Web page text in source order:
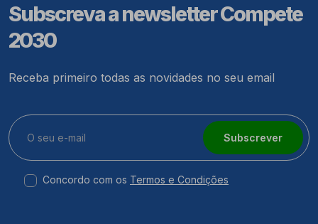
Subscreva a newsletter Compete
2030
Receba primeiro todas as novidades no seu email
Subscrever
Concordo com os Termos e Condições